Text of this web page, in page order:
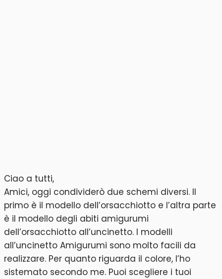
Ciao a tutti,
Amici, oggi condividerò due schemi diversi. Il
primo è il modello dell’orsacchiotto e l’altra parte
è il modello degli abiti amigurumi
dell’orsacchiotto all’uncinetto. I modelli
all’uncinetto Amigurumi sono molto facili da
realizzare. Per quanto riguarda il colore, l’ho
sistemato secondo me. Puoi scegliere i tuoi